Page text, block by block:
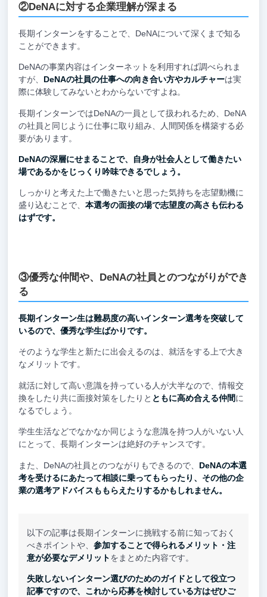
②DeNAに対する企業理解が深まる
長期インターンをすることで、DeNAについて深くまで知る
ことができます。
DeNAの事業内容はインターネットを利用すれば調べられま
すが、 DeNAの社員の仕事への向き合い方やカルチャーは実
際に体験してみないとわからないですよね。
長期インターンではDeNAの一員として扱われるため、DeNA
の社員と同じように仕事に取り組み、人間関係を構築する必
要があります。
DeNAの深層にせまることで、自身が社会人として働きたい
場であるかをじっくり吟味できるでしょう。
しっかりと考えた上で働きたいと思った気持ちを志望動機に
盛り込むことで、 本選考の面接の場で志望度の高さも伝わる
はずです。
③優秀な仲間や、DeNAの社員とのつながりができ
る
長期インターン生は難易度の高いインターン選考を突破して
いるので、優秀な学生ばかりです。
そのような学生と新たに出会えるのは、就活をする上で大き
なメリットです。
就活に対して高い意識を持っている人が大半なので、情報交
換をしたり共に面接対策をしたりと ともに高め合える仲間に
なるでしょう。
学生生活などでなかなか同じような意識を持つ人がいない人
にとって、長期インターンは絶好のチャンスです。
また、DeNAの社員とのつながりもできるので、 DeNAの本選
考を受けるにあたって相談に乗ってもらったり、その他の企
業の選考アドバイスももらえたりするかもしれません。
以下の記事は長期インターンに挑戦する前に知っておく
べきポイントや、参加することで得られるメリット・注
意が必要なデメリットをまとめた内容です。
失敗しないインターン選びのためのガイドとして役立つ
記事ですので、これから応募を検討している方はぜひご